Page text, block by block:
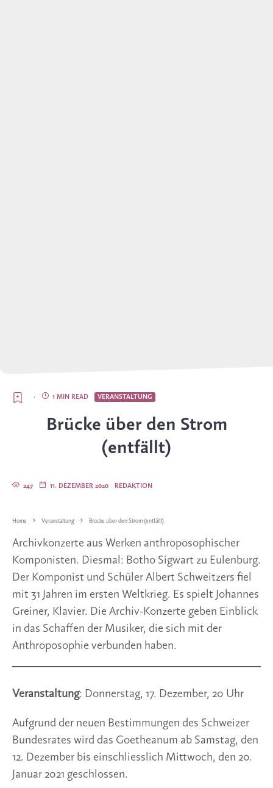
VERANSTALTUNG
1 MIN READ
·
Brücke über den Strom
(entfällt)
REDAKTION
11. DEZEMBER 2020
247
Home Veranstaltung Brücke über den Strom (entfällt)
Archivkonzerte aus Werken anthroposophischer
Komponisten. Diesmal: Botho Sigwart zu Eulenburg.
Der Komponist und Schüler Albert Schweitzers fiel
mit 31 Jahren im ersten Weltkrieg. Es spielt Johannes
Greiner, Klavier. Die Archiv-Konzerte geben Einblick
in das Schaffen der Musiker, die sich mit der
Anthroposophie verbunden haben.
Veranstaltung: Donnerstag, 17. Dezember, 20 Uhr
Aufgrund der neuen Bestimmungen des Schweizer
Bundesrates wird das Goetheanum ab Samstag, den
12. Dezember bis einschliesslich Mittwoch, den 20.
Januar 2021 geschlossen.